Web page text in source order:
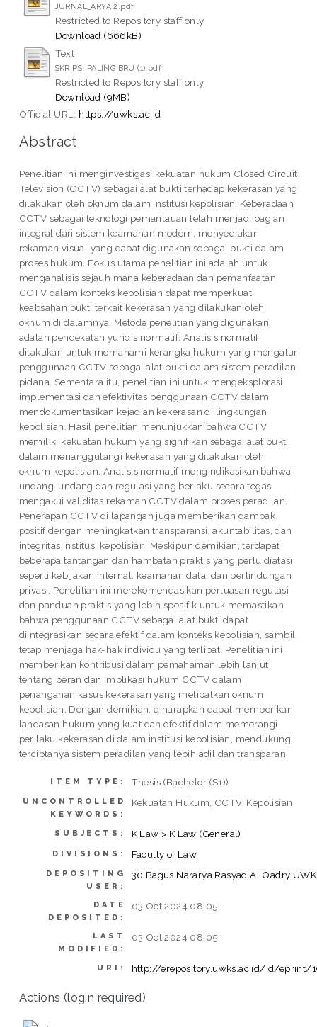
JURNAL_ARYA 2.pdf
Restricted to Repository staff only
Download (666kB)
Text
SKRIPSI PALING BRU (1).pdf
Restricted to Repository staff only
Download (9MB)
Official URL: https://uwks.ac.id
Abstract
Penelitian ini menginvestigasi kekuatan hukum Closed Circuit
Television (CCTV) sebagai alat bukti terhadap kekerasan yang
dilakukan oleh oknum dalam institusi kepolisian. Keberadaan
CCTV sebagai teknologi pemantauan telah menjadi bagian
integral dari sistem keamanan modern, menyediakan
rekaman visual yang dapat digunakan sebagai bukti dalam
proses hukum. Fokus utama penelitian ini adalah untuk
menganalisis sejauh mana keberadaan dan pemanfaatan
CCTV dalam konteks kepolisian dapat memperkuat
keabsahan bukti terkait kekerasan yang dilakukan oleh
oknum di dalamnya. Metode penelitian yang digunakan
adalah pendekatan yuridis normatif. Analisis normatif
dilakukan untuk memahami kerangka hukum yang mengatur
penggunaan CCTV sebagai alat bukti dalam sistem peradilan
pidana. Sementara itu, penelitian ini untuk mengeksplorasi
implementasi dan efektivitas penggunaan CCTV dalam
mendokumentasikan kejadian kekerasan di lingkungan
kepolisian. Hasil penelitian menunjukkan bahwa CCTV
memiliki kekuatan hukum yang signifikan sebagai alat bukti
dalam menanggulangi kekerasan yang dilakukan oleh
oknum kepolisian. Analisis normatif mengindikasikan bahwa
undang-undang dan regulasi yang berlaku secara tegas
mengakui validitas rekaman CCTV dalam proses peradilan.
Penerapan CCTV di lapangan juga memberikan dampak
positif dengan meningkatkan transparansi, akuntabilitas, dan
integritas institusi kepolisian. Meskipun demikian, terdapat
beberapa tantangan dan hambatan praktis yang perlu diatasi,
seperti kebijakan internal, keamanan data, dan perlindungan
privasi. Penelitian ini merekomendasikan perluasan regulasi
dan panduan praktis yang lebih spesifik untuk memastikan
bahwa penggunaan CCTV sebagai alat bukti dapat
diintegrasikan secara efektif dalam konteks kepolisian, sambil
tetap menjaga hak-hak individu yang terlibat. Penelitian ini
memberikan kontribusi dalam pemahaman lebih lanjut
tentang peran dan implikasi hukum CCTV dalam
penanganan kasus kekerasan yang melibatkan oknum
kepolisian. Dengan demikian, diharapkan dapat memberikan
landasan hukum yang kuat dan efektif dalam memerangi
perilaku kekerasan di dalam institusi kepolisian, mendukung
terciptanya sistem peradilan yang lebih adil dan transparan.
ITEM TYPE: Thesis (Bachelor (S1))
UNCONTROLLED
KEYWORDS:
Kekuatan Hukum, CCTV, Kepolisian
SUBJECTS: K Law > K Law (General)
DIVISIONS: Faculty of Law
DEPOSITING
USER:
30 Bagus Nararya Rasyad Al Qadry
DATE
DEPOSITED:
03 Oct 2024 08:05
LAST
MODIFIED:
03 Oct 2024 08:05
URI: http://erepository.uwks.ac.id/id/eprint/
Actions (login required)